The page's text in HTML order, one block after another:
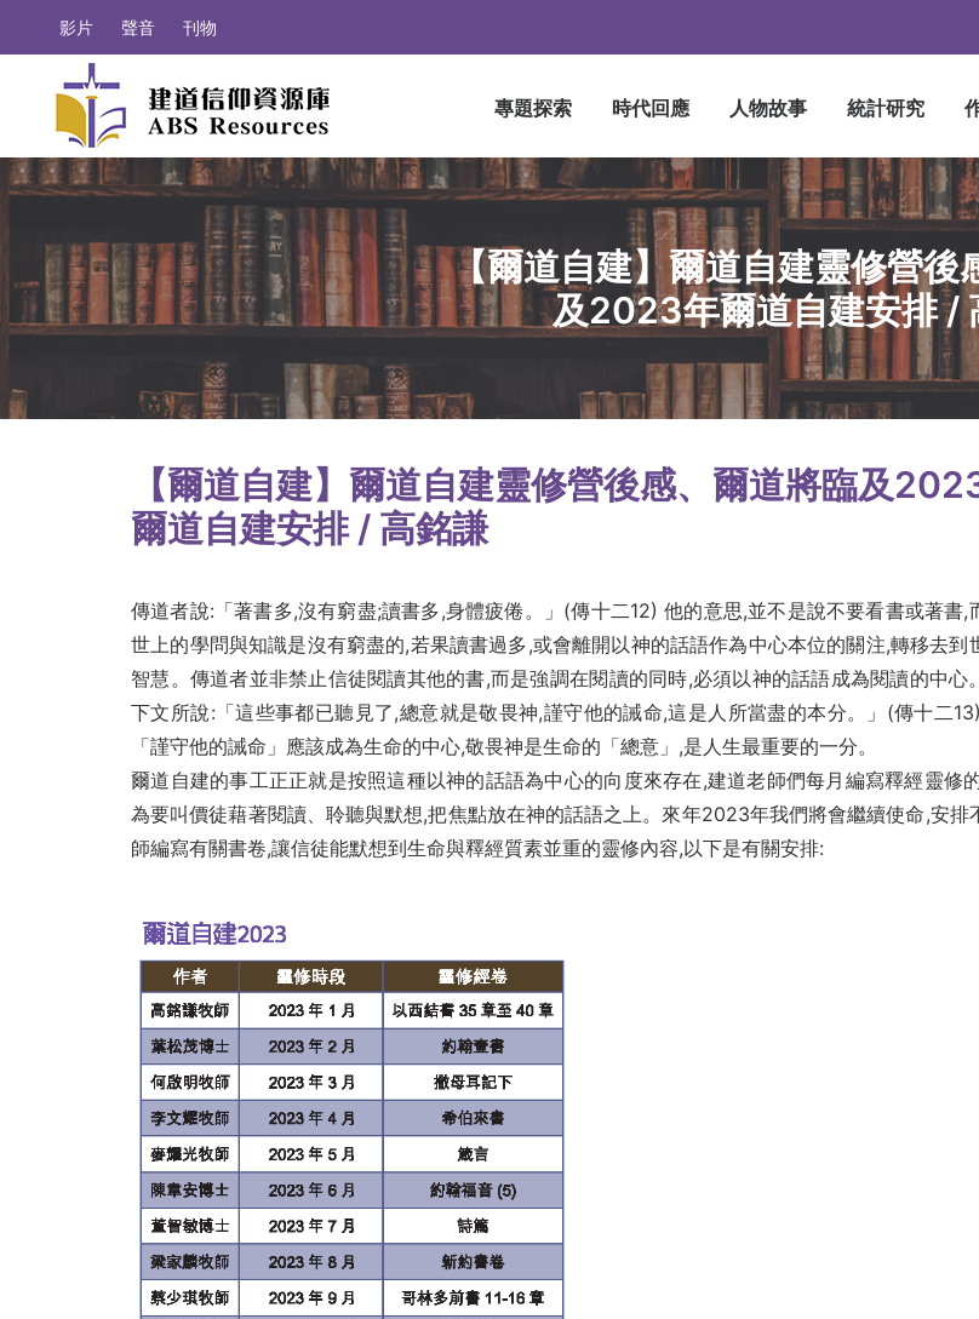
影片 聲音 刊物
專題探索 時代回應 人物故事 統計研究
【爾道自建】爾道自建靈修營後
及2023年爾道自建安排 /
【爾道自建】爾道自建靈修營後感、爾道將臨及
爾道自建安排 / 高銘謙
傳道者說:「著書多,沒有窮盡;讀書多,身體疲倦。」(傳十二12) 他的意思,並不是說不要看書或著書,
世上的學問與知識是沒有窮盡的,若果讀書過多,或會離開以神的話語作為中心本位的關注,轉移去到
智慧。傳道者並非禁止信徒閱讀其他的書,而是強調在閱讀的同時,必須以神的話語成為閱讀的中心
下文所說:「這些事都已聽見了,總意就是敬畏神,謹守他的誡命,這是人所當盡的本分。」(傳十二
「謹守他的誡命」應該成為生命的中心,敬畏神是生命的「總意」,是人生最重要的一分。
爾道自建的事工正正就是按照這種以神的話語為中心的向度來存在,建道老師們每月編寫釋經靈修
為要叫價徒藉著閱讀、聆聽與默想,把焦點放在神的話語之上。來年2023年我們將會繼續使命,安排
師編寫有關書卷,讓信徒能默想到生命與釋經質素並重的靈修內容,以下是有關安排: